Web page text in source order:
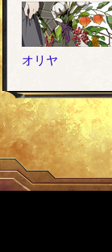
オリヤ